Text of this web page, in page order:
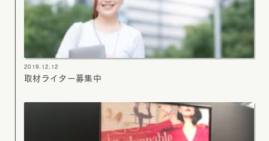
2019.12.12
取材ライター募集中